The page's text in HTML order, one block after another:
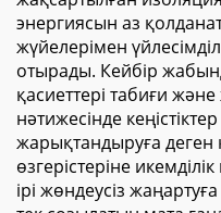
энергиясын аз
жүйелерімен
отырады. Кейбір
қасиеттері табиғи
нәтижесінде
жарықтандыруға деген
өзгерістеріне
ірі жөндеусіз